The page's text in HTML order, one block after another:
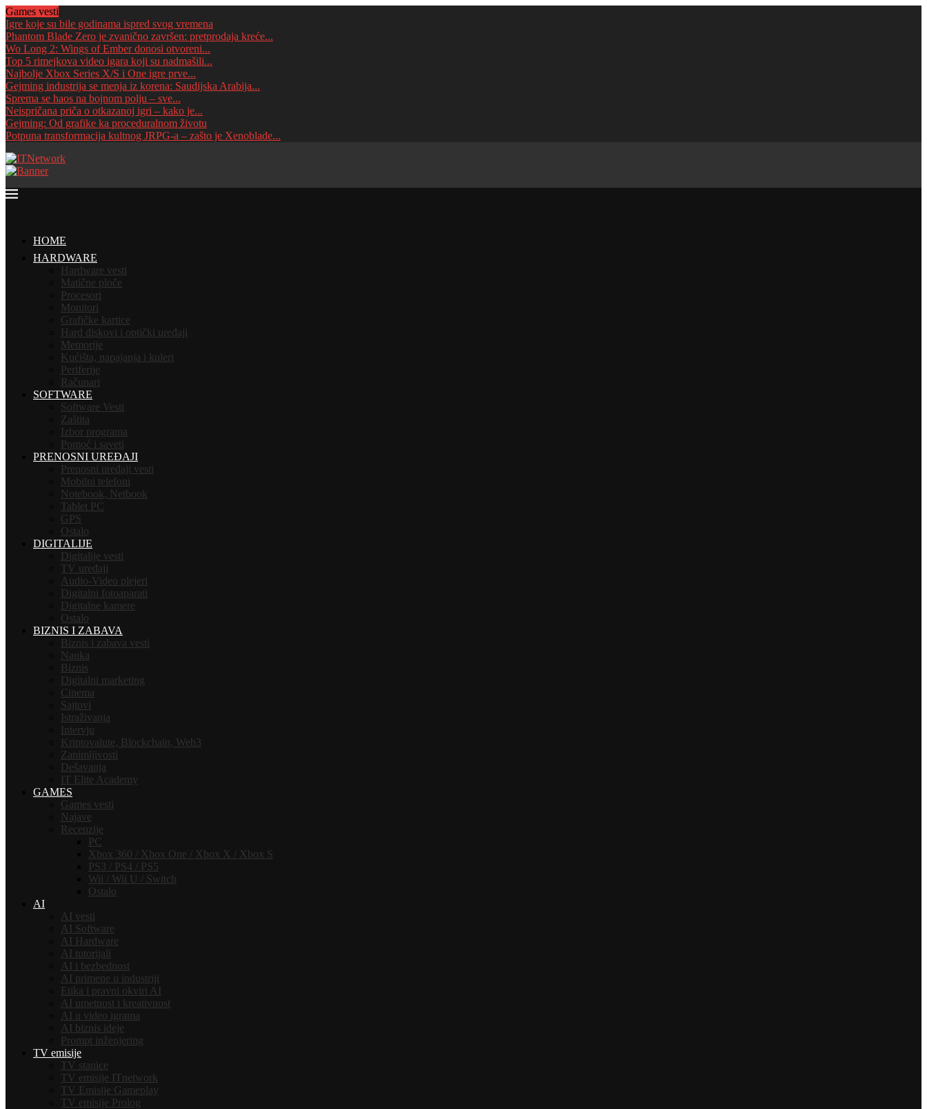
Games vesti
Igre koje su bile godinama ispred svog vremena
Phantom Blade Zero je zvanično završen: pretprodaja kreće...
Wo Long 2: Wings of Ember donosi otvoreni...
Top 5 rimejkova video igara koji su nadmašili...
Najbolje Xbox Series X/S i One igre prve...
Gejming industrija se menja iz korena: Saudijska Arabija...
Sprema se haos na bojnom polju – sve...
Neispričana priča o otkazanoj igri – kako je...
Gejming: Od grafike ka proceduralnom životu
Potpuna transformacija kultnog JRPG-a – zašto je Xenoblade...
HOME
HARDWARE
Hardware vesti
Matične ploče
Procesori
Monitori
Grafičke kartice
Hard diskovi i optički uređaji
Memorije
Kućišta, napajanja i kuleri
Periferije
Računari
SOFTWARE
Software Vesti
Zaštita
Izbor programa
Pomoć i saveti
PRENOSNI UREĐAJI
Prenosni uređaji vesti
Mobilni telefoni
Notebook, Netbook
Tablet PC
GPS
Ostalo
DIGITALIJE
Digitalije vesti
TV uređaji
Audio-Video plejeri
Digitalni fotoaparati
Digitalne kamere
Ostalo
BIZNIS I ZABAVA
Biznis i zabava vesti
Nauka
Biznis
Digitalni marketing
Cinema
Sajtovi
Istraživanja
Intervju
Kriptovalute, Blockchain, Web3
Zanimljivosti
Dešavanja
IT Elite Academy
GAMES
Games vesti
Najave
Recenzije
PC
Xbox 360 / Xbox One / Xbox X / Xbox S
PS3 / PS4 / PS5
Wii / Wii U / Switch
Ostalo
AI
AI vesti
AI Software
AI Hardware
AI tutorijali
AI i bezbednost
AI primene u industriji
Etika i pravni okviri AI
AI umetnost i kreativnost
AI u video igrama
AI biznis ideje
Prompt inženjering
TV emisije
TV stanice
TV emisije ITnetwork
TV Emisije Gameplay
TV emisije Prolog